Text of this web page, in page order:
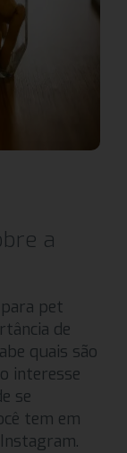
a
pet
de
quais são
interesse
se
tem em